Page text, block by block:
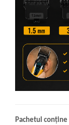
Pachetul conține